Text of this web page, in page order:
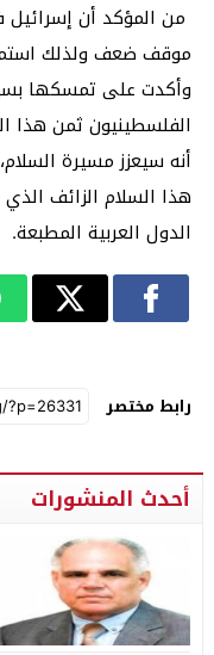
من المؤكد أن
موقف ضعف ولذلك
وأكدت على تمسكها
الفلسطينيون ثمن هذا
أنه سيعزز مسيرة
هذا السلام الزائف
الدول العربية المطبعة.
رابط مختصر
أحدث المنشورات